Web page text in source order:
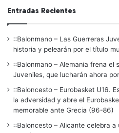
Entradas Recientes
::Balonmano – Las Guerreras
historia y pelearán por el título
::Balonmano – Alemania frena el
Juveniles, que lucharán ahora
::Baloncesto – Eurobasket U16.
la adversidad y abre el
memorable ante Grecia (96-86)
::Baloncesto – Alicante celebra